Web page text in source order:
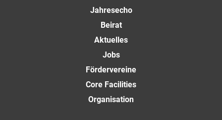
Jahresecho
Beirat
Aktuelles
Jobs
Fördervereine
Core Facilities
Organisation